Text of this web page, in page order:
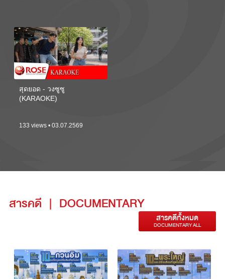
สุดยอด - วงซูซู
(KARAOKE)
133 views • 03.07.2569
สารคดี | DOCUMENTARY
สารคดีทั้งหมด
DOCUMENTARY ALL